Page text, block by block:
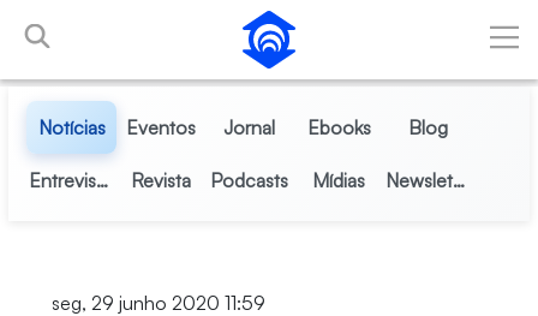
Pular para o Conteúdo principal
Notícias Eventos Jornal Ebooks Blog
Entrevistas Revista Podcasts Mídias Newsletter
seg, 29 junho 2020 11:59